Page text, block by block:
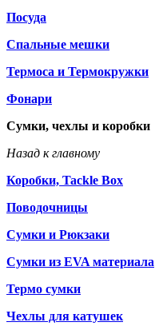
Посуда
Спальные мешки
Термоса и Термокружки
Фонари
Сумки, чехлы и коробки
Назад к главному
Коробки, Tackle Box
Поводочницы
Сумки и Рюкзаки
Сумки из EVA материала
Термо сумки
Чехлы для катушек